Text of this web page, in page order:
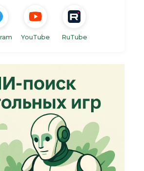
YouTube RuTube